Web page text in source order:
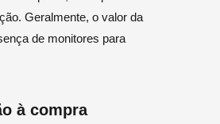
Geralmente, o valor da
de monitores para
à compra